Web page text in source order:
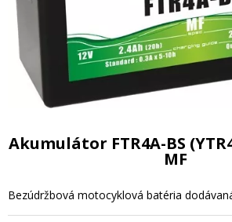
Akumulátor FTR4A-BS
MF
Bezúdržbová motocyklová batéria